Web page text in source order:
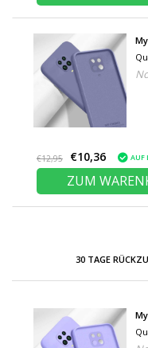
€12,95 €10,36 AUF
ZUM
NIEDRIGE